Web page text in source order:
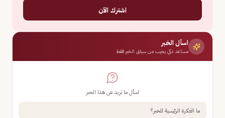
اشترك الآن
اسأل الخبر
مساعد ذكي يجيب من سياق الخبر فقط
اسأل ما تريد عن هذا الخبر
ما الفكرة الرئيسية للخبر؟